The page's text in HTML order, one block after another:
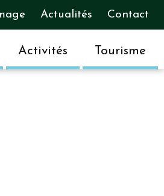
Actualités Contact
Activités Tourisme